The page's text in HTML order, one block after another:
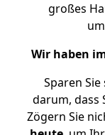
großes
Wir haben
Sparen
darum, dass
Zögern Sie